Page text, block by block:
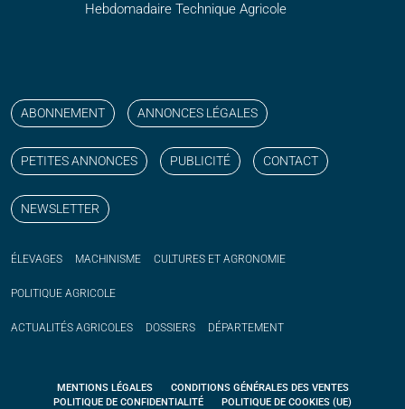
Hebdomadaire Technique Agricole
ABONNEMENT ANNONCES LÉGALES
PETITES ANNONCES PUBLICITÉ CONTACT
NEWSLETTER
ÉLEVAGES MACHINISME CULTURES ET AGRONOMIE
POLITIQUE AGRICOLE
ACTUALITÉS AGRICOLES DOSSIERS DÉPARTEMENT
MENTIONS LÉGALES
CONDITIONS GÉNÉRALES DES VENTES
POLITIQUE DE CONFIDENTIALITÉ
POLITIQUE DE COOKIES (UE)